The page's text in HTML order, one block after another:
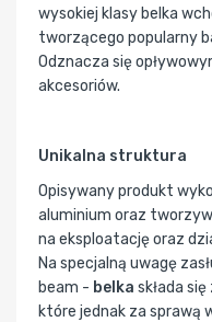
wysokiej klasy belka
tworzącego popularny
Odznacza się
akcesoriów.
Unikalna struktura
Opisywany produkt
aluminium oraz
na eksploatację oraz
Na specjalną uwagę
beam - belka składa
które jednak za sprawą